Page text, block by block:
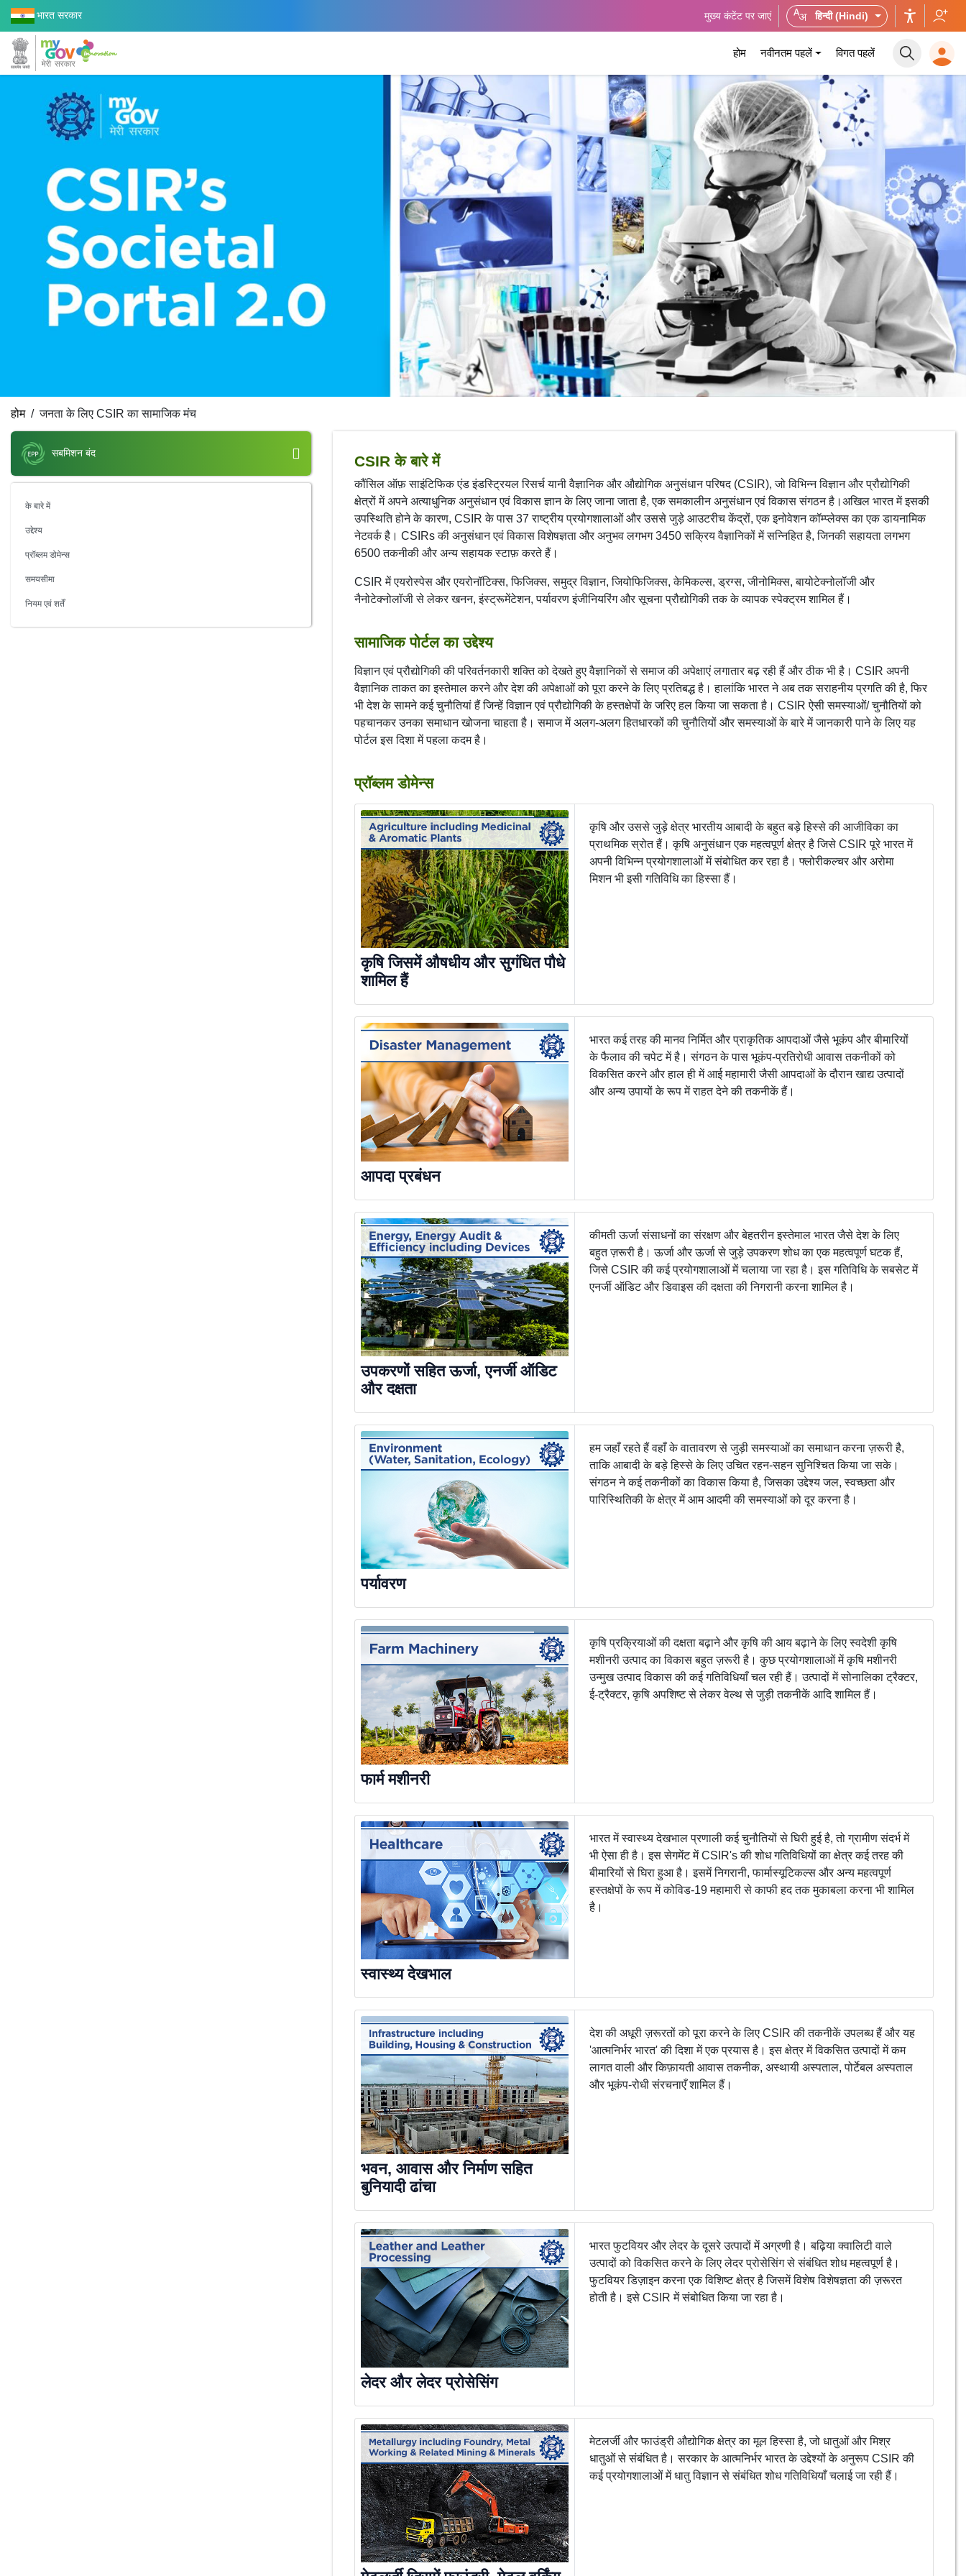
भारत सरकार मुख्य कंटेंट पर जाएं हिन्दी (Hindi)
होम नवीनतम पहलें विगत पहलें
होम जनता के लिए CSIR का सामाजिक मंच
सबमिशन बंद
के बारे में
उद्देश्य
प्रॉब्लम डोमेन्स
समयसीमा
नियम एवं शर्तें
CSIR के बारे में
कौंसिल ऑफ़ साइंटिफिक एंड इंडस्ट्रियल रिसर्च यानी वैज्ञानिक और औद्योगिक अनुसंधान परिषद (CSIR), जो विभिन्न विज्ञान और प्रौद्योगिकी
क्षेत्रों में अपने अत्याधुनिक अनुसंधान एवं विकास ज्ञान के लिए जाना जाता है, एक समकालीन अनुसंधान एवं विकास संगठन है।अखिल भारत में इसकी
उपस्थिति होने के कारण, CSIR के पास 37 राष्ट्रीय प्रयोगशालाओं और उससे जुड़े आउटरीच केंद्रों, एक इनोवेशन कॉम्प्लेक्स का एक डायनामिक
नेटवर्क है। CSIRs की अनुसंधान एवं विकास विशेषज्ञता और अनुभव लगभग 3450 सक्रिय वैज्ञानिकों में सन्निहित है, जिनकी सहायता लगभग
6500 तकनीकी और अन्य सहायक स्टाफ़ करते हैं।
CSIR में एयरोस्पेस और एयरोनॉटिक्स, फिजिक्स, समुद्र विज्ञान, जियोफिजिक्स, केमिकल्स, ड्रग्स, जीनोमिक्स, बायोटेक्नोलॉजी और
नैनोटेक्नोलॉजी से लेकर खनन, इंस्ट्रूमेंटेशन, पर्यावरण इंजीनियरिंग और सूचना प्रौद्योगिकी तक के व्यापक स्पेक्ट्रम शामिल हैं।
सामाजिक पोर्टल का उद्देश्य
विज्ञान एवं प्रौद्योगिकी की परिवर्तनकारी शक्ति को देखते हुए वैज्ञानिकों से समाज की अपेक्षाएं लगातार बढ़ रही हैं और ठीक भी है। CSIR अपनी
वैज्ञानिक ताकत का इस्तेमाल करने और देश की अपेक्षाओं को पूरा करने के लिए प्रतिबद्ध है। हालांकि भारत ने अब तक सराहनीय प्रगति की है, फिर
भी देश के सामने कई चुनौतियां हैं जिन्हें विज्ञान एवं प्रौद्योगिकी के हस्तक्षेपों के जरिए हल किया जा सकता है। CSIR ऐसी समस्याओं/ चुनौतियों को
पहचानकर उनका समाधान खोजना चाहता है। समाज में अलग-अलग हितधारकों की चुनौतियों और समस्याओं के बारे में जानकारी पाने के लिए यह
पोर्टल इस दिशा में पहला कदम है।
प्रॉब्लम डोमेन्स
कृषि जिसमें औषधीय और सुगंधित पौधे
शामिल हैं
कृषि और उससे जुड़े क्षेत्र भारतीय आबादी के बहुत बड़े हिस्से की आजीविका का
प्राथमिक स्रोत हैं। कृषि अनुसंधान एक महत्वपूर्ण क्षेत्र है जिसे CSIR पूरे भारत में
अपनी विभिन्न प्रयोगशालाओं में संबोधित कर रहा है। फ्लोरीकल्चर और अरोमा
मिशन भी इसी गतिविधि का हिस्सा हैं।
आपदा प्रबंधन
भारत कई तरह की मानव निर्मित और प्राकृतिक आपदाओं जैसे भूकंप और बीमारियों
के फैलाव की चपेट में है। संगठन के पास भूकंप-प्रतिरोधी आवास तकनीकों को
विकसित करने और हाल ही में आई महामारी जैसी आपदाओं के दौरान खाद्य उत्पादों
और अन्य उपायों के रूप में राहत देने की तकनीकें हैं।
उपकरणों सहित ऊर्जा, एनर्जी ऑडिट
और दक्षता
कीमती ऊर्जा संसाधनों का संरक्षण और बेहतरीन इस्तेमाल भारत जैसे देश के लिए
बहुत ज़रूरी है। ऊर्जा और ऊर्जा से जुड़े उपकरण शोध का एक महत्वपूर्ण घटक हैं,
जिसे CSIR की कई प्रयोगशालाओं में चलाया जा रहा है। इस गतिविधि के सबसेट में
एनर्जी ऑडिट और डिवाइस की दक्षता की निगरानी करना शामिल है।
पर्यावरण
हम जहाँ रहते हैं वहाँ के वातावरण से जुड़ी समस्याओं का समाधान करना ज़रूरी है,
ताकि आबादी के बड़े हिस्से के लिए उचित रहन-सहन सुनिश्चित किया जा सके।
संगठन ने कई तकनीकों का विकास किया है, जिसका उद्देश्य जल, स्वच्छता और
पारिस्थितिकी के क्षेत्र में आम आदमी की समस्याओं को दूर करना है।
फार्म मशीनरी
कृषि प्रक्रियाओं की दक्षता बढ़ाने और कृषि की आय बढ़ाने के लिए स्वदेशी कृषि
मशीनरी उत्पाद का विकास बहुत ज़रूरी है। कुछ प्रयोगशालाओं में कृषि मशीनरी
उन्मुख उत्पाद विकास की कई गतिविधियाँ चल रही हैं। उत्पादों में सोनालिका ट्रैक्टर,
ई-ट्रैक्टर, कृषि अपशिष्ट से लेकर वेल्थ से जुड़ी तकनीकें आदि शामिल हैं।
स्वास्थ्य देखभाल
भारत में स्वास्थ्य देखभाल प्रणाली कई चुनौतियों से घिरी हुई है, तो ग्रामीण संदर्भ में
भी ऐसा ही है। इस सेगमेंट में CSIR's की शोध गतिविधियों का क्षेत्र कई तरह की
बीमारियों से घिरा हुआ है। इसमें निगरानी, फार्मास्यूटिकल्स और अन्य महत्वपूर्ण
हस्तक्षेपों के रूप में कोविड-19 महामारी से काफी हद तक मुकाबला करना भी शामिल
है।
भवन, आवास और निर्माण सहित
बुनियादी ढांचा
देश की अधूरी ज़रूरतों को पूरा करने के लिए CSIR की तकनीकें उपलब्ध हैं और यह
'आत्मनिर्भर भारत' की दिशा में एक प्रयास है। इस क्षेत्र में विकसित उत्पादों में कम
लागत वाली और किफ़ायती आवास तकनीक, अस्थायी अस्पताल, पोर्टेबल अस्पताल
और भूकंप-रोधी संरचनाएँ शामिल हैं।
लेदर और लेदर प्रोसेसिंग
भारत फुटवियर और लेदर के दूसरे उत्पादों में अग्रणी है। बढ़िया क्वालिटी वाले
उत्पादों को विकसित करने के लिए लेदर प्रोसेसिंग से संबंधित शोध महत्वपूर्ण है।
फुटवियर डिज़ाइन करना एक विशिष्ट क्षेत्र है जिसमें विशेष विशेषज्ञता की ज़रूरत
होती है। इसे CSIR में संबोधित किया जा रहा है।
मेटलर्जी और फाउंड्री औद्योगिक क्षेत्र का मूल हिस्सा है, जो धातुओं और मिश्र
धातुओं से संबंधित है। सरकार के आत्मनिर्भर भारत के उद्देश्यों के अनुरूप CSIR की
कई प्रयोगशालाओं में धातु विज्ञान से संबंधित शोध गतिविधियाँ चलाई जा रही हैं।